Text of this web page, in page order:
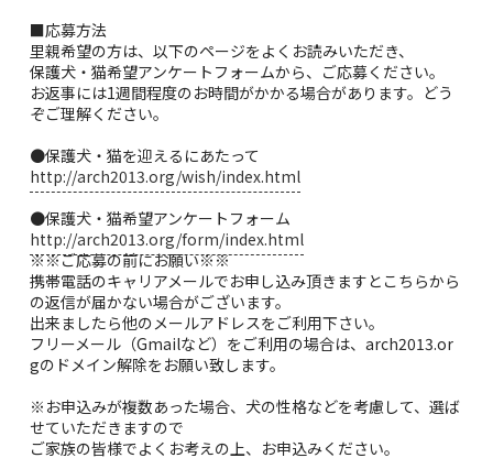
■応募方法
里親希望の方は、以下のページをよくお読みいただき、
保護犬・猫希望アンケートフォームから、ご応募ください。
お返事には1週間程度のお時間がかかる場合があります。どう
ぞご理解ください。
●保護犬・猫を迎えるにあたって
http://arch2013.org/wish/index.html
●保護犬・猫希望アンケートフォーム
http://arch2013.org/form/index.html
※※ご応募の前にお願い※※
携帯電話のキャリアメールでお申し込み頂きますとこちらから
の返信が届かない場合がございます。
出来ましたら他のメールアドレスをご利用下さい。
フリーメール（Gmailなど）をご利用の場合は、arch2013.or
gのドメイン解除をお願い致します。
※お申込みが複数あった場合、犬の性格などを考慮して、選ば
せていただきますので
ご家族の皆様でよくお考えの上、お申込みください。